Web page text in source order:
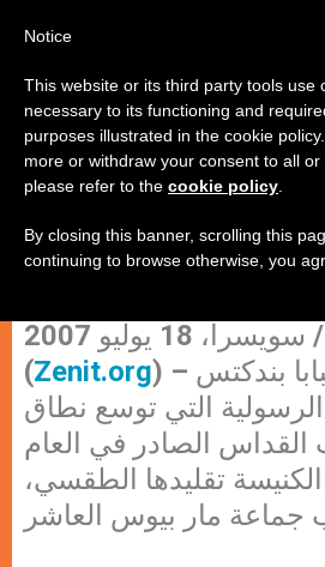
يشكر البابا ويقول إن
قداسته تعيد التقليد إلى
الكنيسة
مانزينغن/ سويسرا، 18 يوليو 2007
(Zenit.org) – رسالة البابا بندكتس
التي توسع نطاق
القداس الصادر في العام
الكنيسة تقليدها الطقسي،
Notice
This website or its third party tools use
necessary to its functioning and
purposes illustrated in the cookie
more or withdraw your consent to all or
please refer to the cookie policy
By closing this banner, scrolling this
continuing to browse otherwise, you